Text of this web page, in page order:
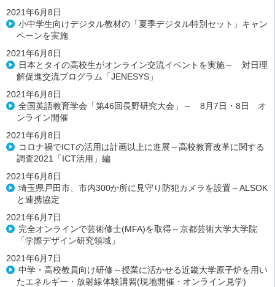
2021年6月8日
小中学生向けデジタル教材の「夏季デジタル特別セット」キャン
ペーンを実施
2021年6月8日
日本とタイの高校生がオンライン交流イベントを実施～ 対日理
解促進交流プログラム「JENESYS」
2021年6月8日
全国英語教育学会「第46回長野研究大会」～ 8月7日・8日 オ
ンライン開催
2021年6月8日
コロナ禍でICTの活用は計画以上に進展～高校教育改革に関する
調査2021「ICT活用」編
2021年6月8日
埼玉県戸田市、市内300か所に見守り防犯カメラを設置～ALSOK
と連携協定
2021年6月7日
完全オンラインで芸術修士(MFA)を取得～京都芸術大学大学院
「学際デザイン研究領域」
2021年6月7日
中学・高校教員向け研修～授業に活かせる近畿大学原子炉を用い
たエネルギー・放射線体験講習(現地開催・オンライン見学)